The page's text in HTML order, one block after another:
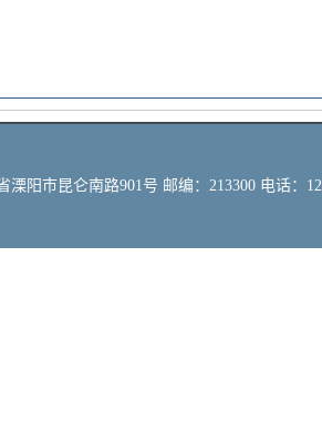
溧阳市昆仑南路901号 邮编：213300 电话：